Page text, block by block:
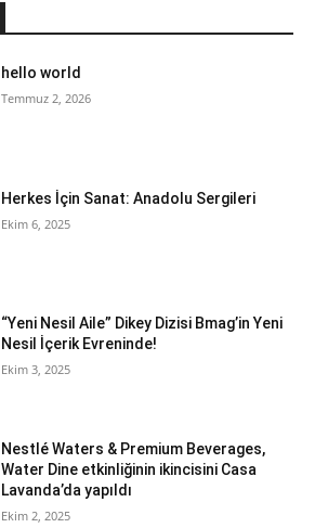
hello world
Temmuz 2, 2026
Herkes İçin Sanat: Anadolu Sergileri
Ekim 6, 2025
“Yeni Nesil Aile” Dikey Dizisi Bmag’in Yeni
Nesil İçerik Evreninde!
Ekim 3, 2025
Nestlé Waters & Premium Beverages,
Water Dine etkinliğinin ikincisini Casa
Lavanda’da yapıldı
Ekim 2, 2025